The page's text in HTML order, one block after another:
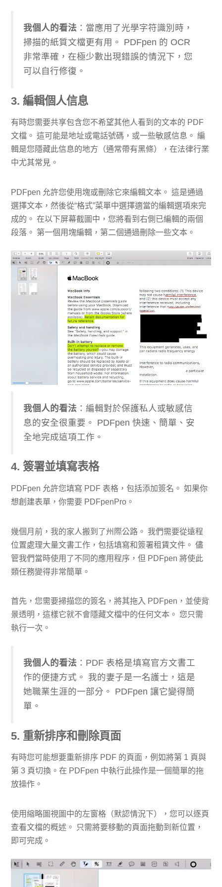
​我個人的看法 ：當應用了光學字符識別時，
掃描的紙質文檔更有用。 PDFpen 的 OCR
非常準確，在極少數出現錯誤的情況下，您
可以自行修復。
3. 編輯個人信息
有時您需要共享包含您不希望其他人看到的文本的 PDF
文檔。 這可能是地址或電話號碼，或一些敏感信息。 編
輯是您隱藏此信息的地方（通常帶有黑條），在法律行業
中尤其常見。
PDFpen 允許您使用塊或刪除它來編輯文本。 這是通過
選擇文本，然後從“格式”菜單中選擇適當的編輯選項來完
成的。 在以下屏幕截圖中，您將看到右側已編輯的兩個
段落。 第一個用塊編輯，第二個通過刪除一些文本。
​我個人的看法 ：編輯對於保護私人或敏感信
息的安全很重要。 PDFpen 快速、簡單、安
全地完成這項工作。
4. 簽署並填寫表格
PDFpen 允許您填寫 PDF 表格，包括添加簽名。 如果你
想創建表單，你需要 PDFpenPro。
幾個月前，我的家人搬到了州際公路。 我們需要從遠程
位置處理大量文書工作，包括填寫和簽署租賃文件。 儘
管我們當時使用了不同的應用程序，但 PDFpen 將使此
類任務變得非常簡單。
首先，您需要掃描您的簽名，將其拖入 PDFpen，並使背
景透明，這樣它就不會隱藏文檔中的任何文本。 您只需
執行一次。
我個人的看法 ​：PDF 表格是填寫官方文書工
作的便捷方式。 我的妻子是一名護士，這是
她職業生涯的一部分。 PDFpen 讓它變得簡
單。
5. 重新排序和刪除頁面
有時您可能想要重新排序 PDF 的頁面，例如將第 1 頁與
第 3 頁切換。在 PDFpen 中執行此操作是一個簡單的拖
放操作。
使用縮略圖視圖中的左窗格（默認情況下），您可以逐頁
查看文檔的概述。 只需將要移動的頁面拖動到新位置，
即可完成。